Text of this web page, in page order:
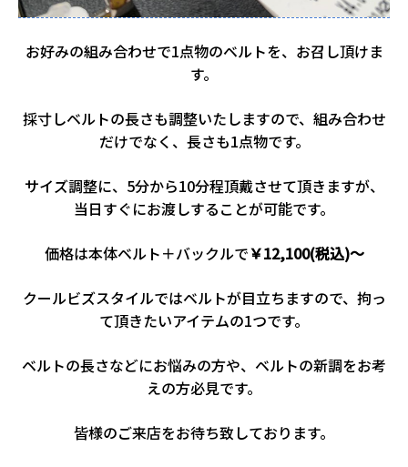
お好みの組み合わせで1点物のベルトを、お召し頂けま
す。
採寸しベルトの長さも調整いたしますので、組み合わせ
だけでなく、長さも1点物です。
サイズ調整に、5分から10分程頂戴させて頂きますが、
当日すぐにお渡しすることが可能です。
価格は本体ベルト＋バックルで￥12,100(税込)～
クールビズスタイルではベルトが目立ちますので、拘っ
て頂きたいアイテムの1つです。
ベルトの長さなどにお悩みの方や、ベルトの新調をお考
えの方必見です。
皆様のご来店をお待ち致しております。